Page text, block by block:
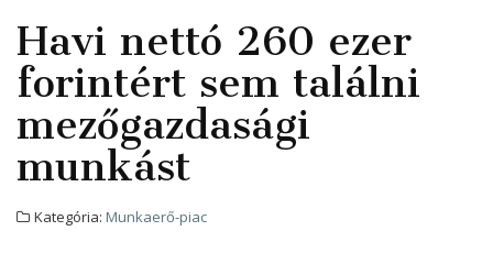
Havi nettó 260 ezer
forintért sem találni
mezőgazdasági
munkást
Kategória: Munkaerő-piac